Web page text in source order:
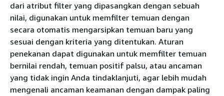
dari atribut filter yang dipasangkan dengan sebuah
nilai, digunakan untuk memfilter temuan dengan
secara otomatis mengarsipkan temuan baru yang
sesuai dengan kriteria yang ditentukan. Aturan
penekanan dapat digunakan untuk memfilter temuan
bernilai rendah, temuan positif palsu, atau ancaman
yang tidak ingin Anda tindaklanjuti, agar lebih mudah
mengenali ancaman keamanan dengan dampak paling